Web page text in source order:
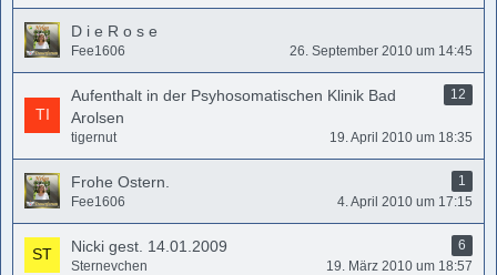
D i e R o s e
Fee1606 26. September 2010 um 14:45
Aufenthalt in der Psyhosomatischen Klinik Bad
Arolsen
12
tigernut 19. April 2010 um 18:35
Frohe Ostern.
1
Fee1606
4. April 2010 um 17:15
Nicki gest. 14.01.2009
6
Sternevchen
19. März 2010 um 18:57